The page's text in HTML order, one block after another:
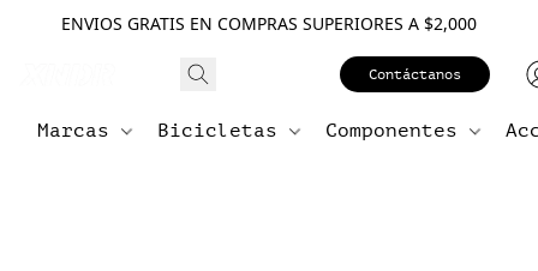
ENVIOS GRATIS EN COMPRAS SUPERIORES A $2,000
Contáctanos
Marcas Bicicletas Componentes